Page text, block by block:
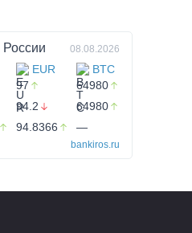
России 08.08.2026
EUR BTC
97 64980
94.2 64980
94.8366 —
bankiros.ru